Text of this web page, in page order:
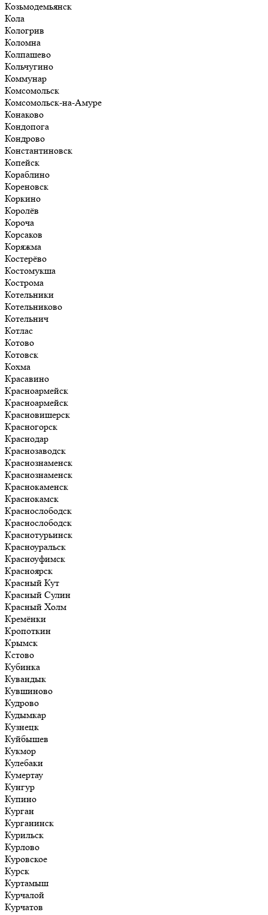
Козьмодемьянск
Кола
Кологрив
Коломна
Колпашево
Кольчугино
Коммунар
Комсомольск
Комсомольск-на-Амуре
Конаково
Кондопога
Кондрово
Константиновск
Копейск
Кораблино
Кореновск
Коркино
Королёв
Короча
Корсаков
Коряжма
Костерёво
Костомукша
Кострома
Котельники
Котельниково
Котельнич
Котлас
Котово
Котовск
Кохма
Красавино
Красноармейск
Красноармейск
Красновишерск
Красногорск
Краснодар
Краснозаводск
Краснознаменск
Краснознаменск
Краснокаменск
Краснокамск
Краснослободск
Краснослободск
Краснотурьинск
Красноуральск
Красноуфимск
Красноярск
Красный Кут
Красный Сулин
Красный Холм
Кремёнки
Кропоткин
Крымск
Кстово
Кубинка
Кувандык
Кувшиново
Кудрово
Кудымкар
Кузнецк
Куйбышев
Кукмор
Кулебаки
Кумертау
Кунгур
Купино
Курган
Курганинск
Курильск
Курлово
Куровское
Курск
Куртамыш
Курчалой
Курчатов